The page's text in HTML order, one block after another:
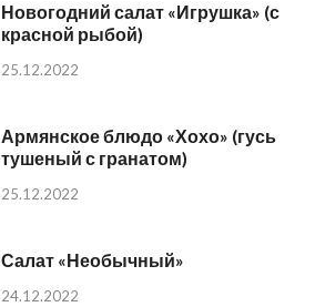
Новогодний салат «Игрушка» (с
красной рыбой)
25.12.2022
Армянское блюдо «Хохо» (гусь
тушеный с гранатом)
25.12.2022
Салат «Необычный»
24.12.2022